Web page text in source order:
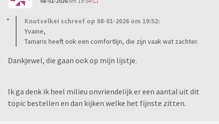
Knutselkei schreef op 08-01-2026 om 19:52:
Yvaine,
Tamaris heeft ook een comfortlijn, die zijn vaak wat zachter.
Dankjewel, die gaan ook op mijn lijstje.
Ik ga denk ik heel milieu onvriendelijk er een aantal uit dit
topic bestellen en dan kijken welke het fijnste zitten.